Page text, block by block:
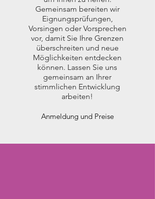
Gemeinsam bereiten wir
Eignungsprüfungen,
Vorsingen oder Vorsprechen
vor, damit Sie Ihre Grenzen
überschreiten und neue
Möglichkeiten entdecken
können. Lassen Sie uns
gemeinsam an Ihrer
stimmlichen Entwicklung
arbeiten!
Anmeldung und Preise